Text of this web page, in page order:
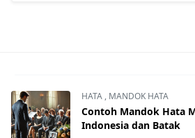
HATA, MANDOK HATA
Contoh Mandok Hata
Indonesia dan Batak